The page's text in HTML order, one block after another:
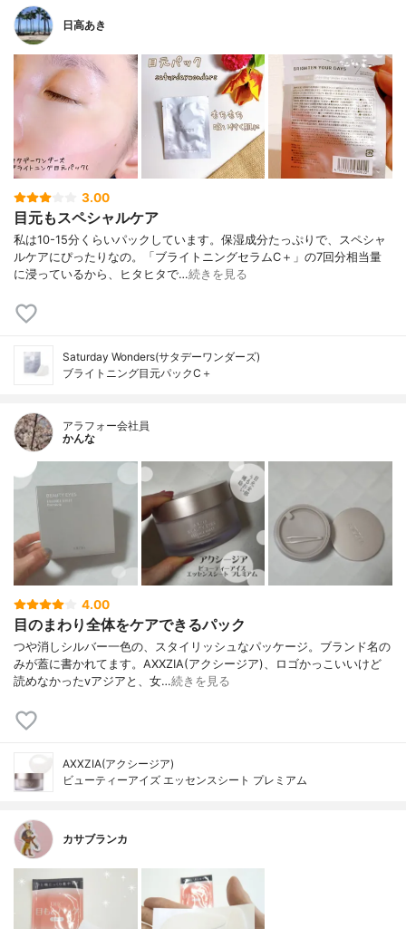
日高あき
3.00
目元もスペシャルケア
私は10-15分くらいパックしています。保湿成分たっぷりで、スペシャ
ルケアにぴったりなの。「ブライトニングセラムC＋」の7回分相当量
に浸っているから、ヒタヒタで…続きを見る
Saturday Wonders(サタデーワンダーズ)
ブライトニング目元パックC＋
アラフォー会社員
かんな
4.00
目のまわり全体をケアできるパック
つや消しシルバー一色の、スタイリッシュなパッケージ。ブランド名の
みが蓋に書かれてます。AXXZIA(アクシージア)、ロゴかっこいいけど
読めなかったvアジアと、女…続きを見る
AXXZIA(アクシージア)
ビューティーアイズ エッセンスシート プレミアム
カサブランカ